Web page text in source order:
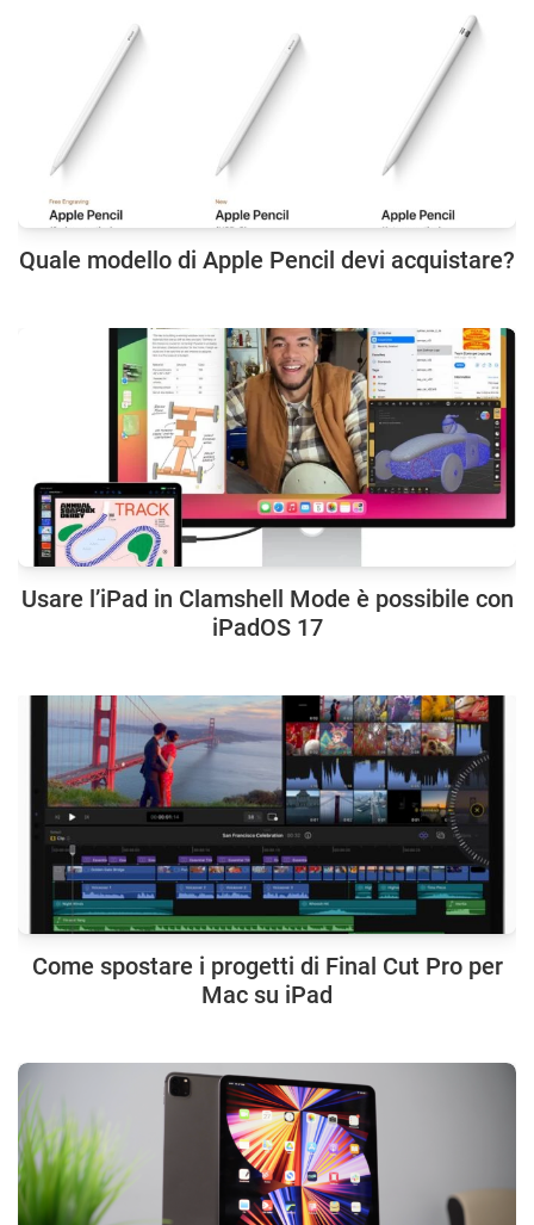
Quale modello di Apple Pencil devi acquistare?
Usare l’iPad in Clamshell Mode è possibile con
iPadOS 17
Come spostare i progetti di Final Cut Pro per
Mac su iPad